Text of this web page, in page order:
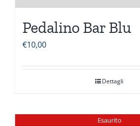
Pedalino Bar Blu
€10,00
Dettagli
Esaurito